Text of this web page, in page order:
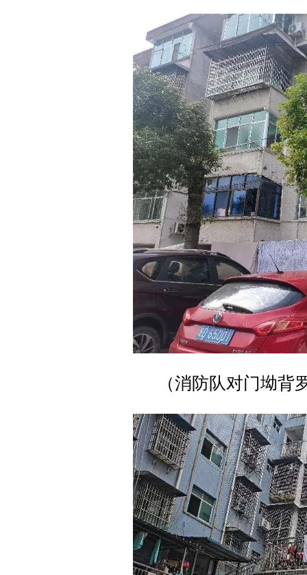
（消防队对门坳背